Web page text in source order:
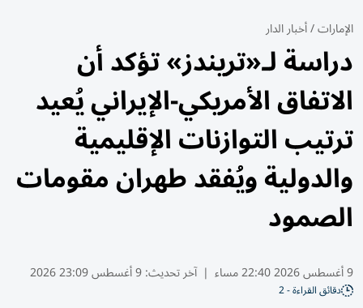
الإمارات/أخبار الدار
دراسة لـ«تريندز» تؤكد أن
الاتفاق الأمريكي-الإيراني يُعيد
ترتيب التوازنات الإقليمية
والدولية ويُفقد طهران مقومات
الصمود
9 أغسطس 2026 22:40 مساء | آخر تحديث:9 أغسطس 23:09 2026
دقائق القراءة - 2